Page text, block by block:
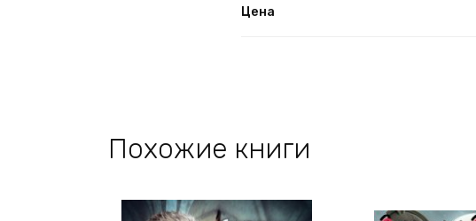
Цена
Похожие книги